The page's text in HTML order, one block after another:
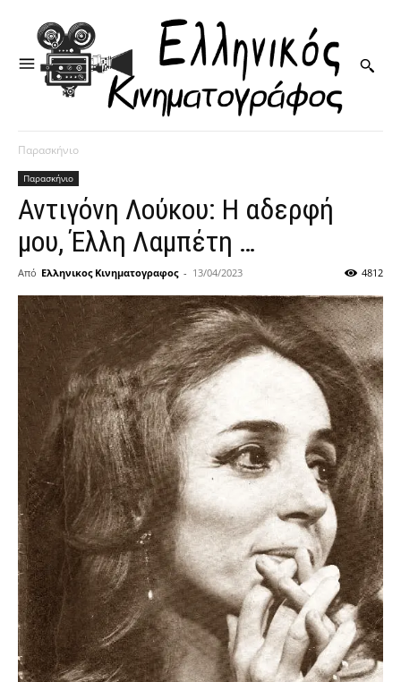
Παρασκήνιο
Παρασκήνιο
Αντιγόνη Λούκου: Η αδερφή
μου, Έλλη Λαμπέτη …
Από Ελληνικος Κινηματογραφος - 13/04/2023 4812